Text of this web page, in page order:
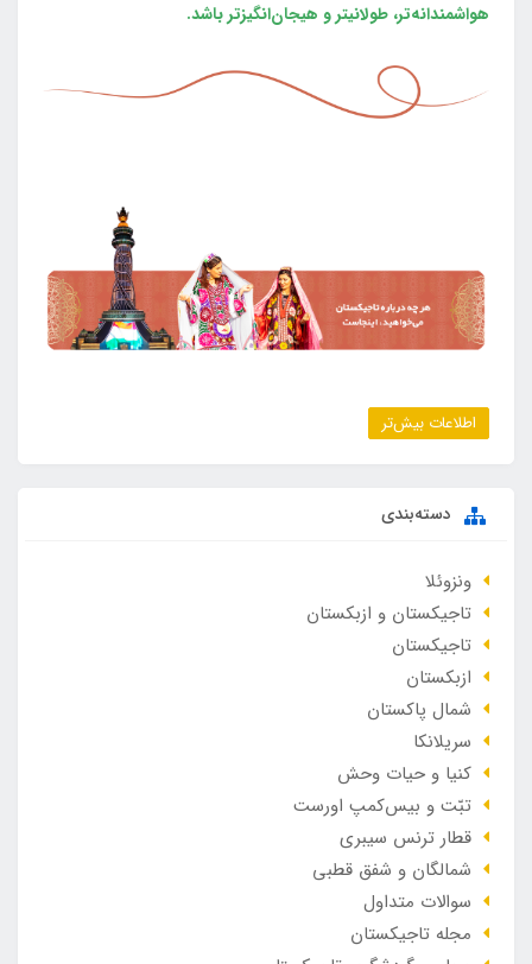
هواشمندانه‌تر، طولانی‎تر و هیجان‌انگیزتر باشد.
اطلاعات بیش‌تر
دسته‌بندی
ونزوئلا
تاجیکستان و ازبکستان
تاجیکستان
ازبکستان
شمال پاکستان
سریلانکا
کنیا و حیات وحش
تبّت و بیس‌کمپ اورست
قطار ترنس سیبری
شمالگان و شفق قطبی
سوالات متداول
مجله تاجیکستان